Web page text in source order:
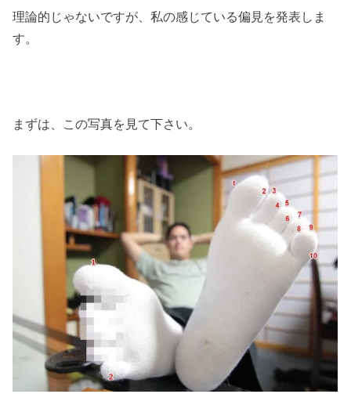
理論的じゃないですが、私の感じている偏見を発表しま
す。
まずは、この写真を見て下さい。